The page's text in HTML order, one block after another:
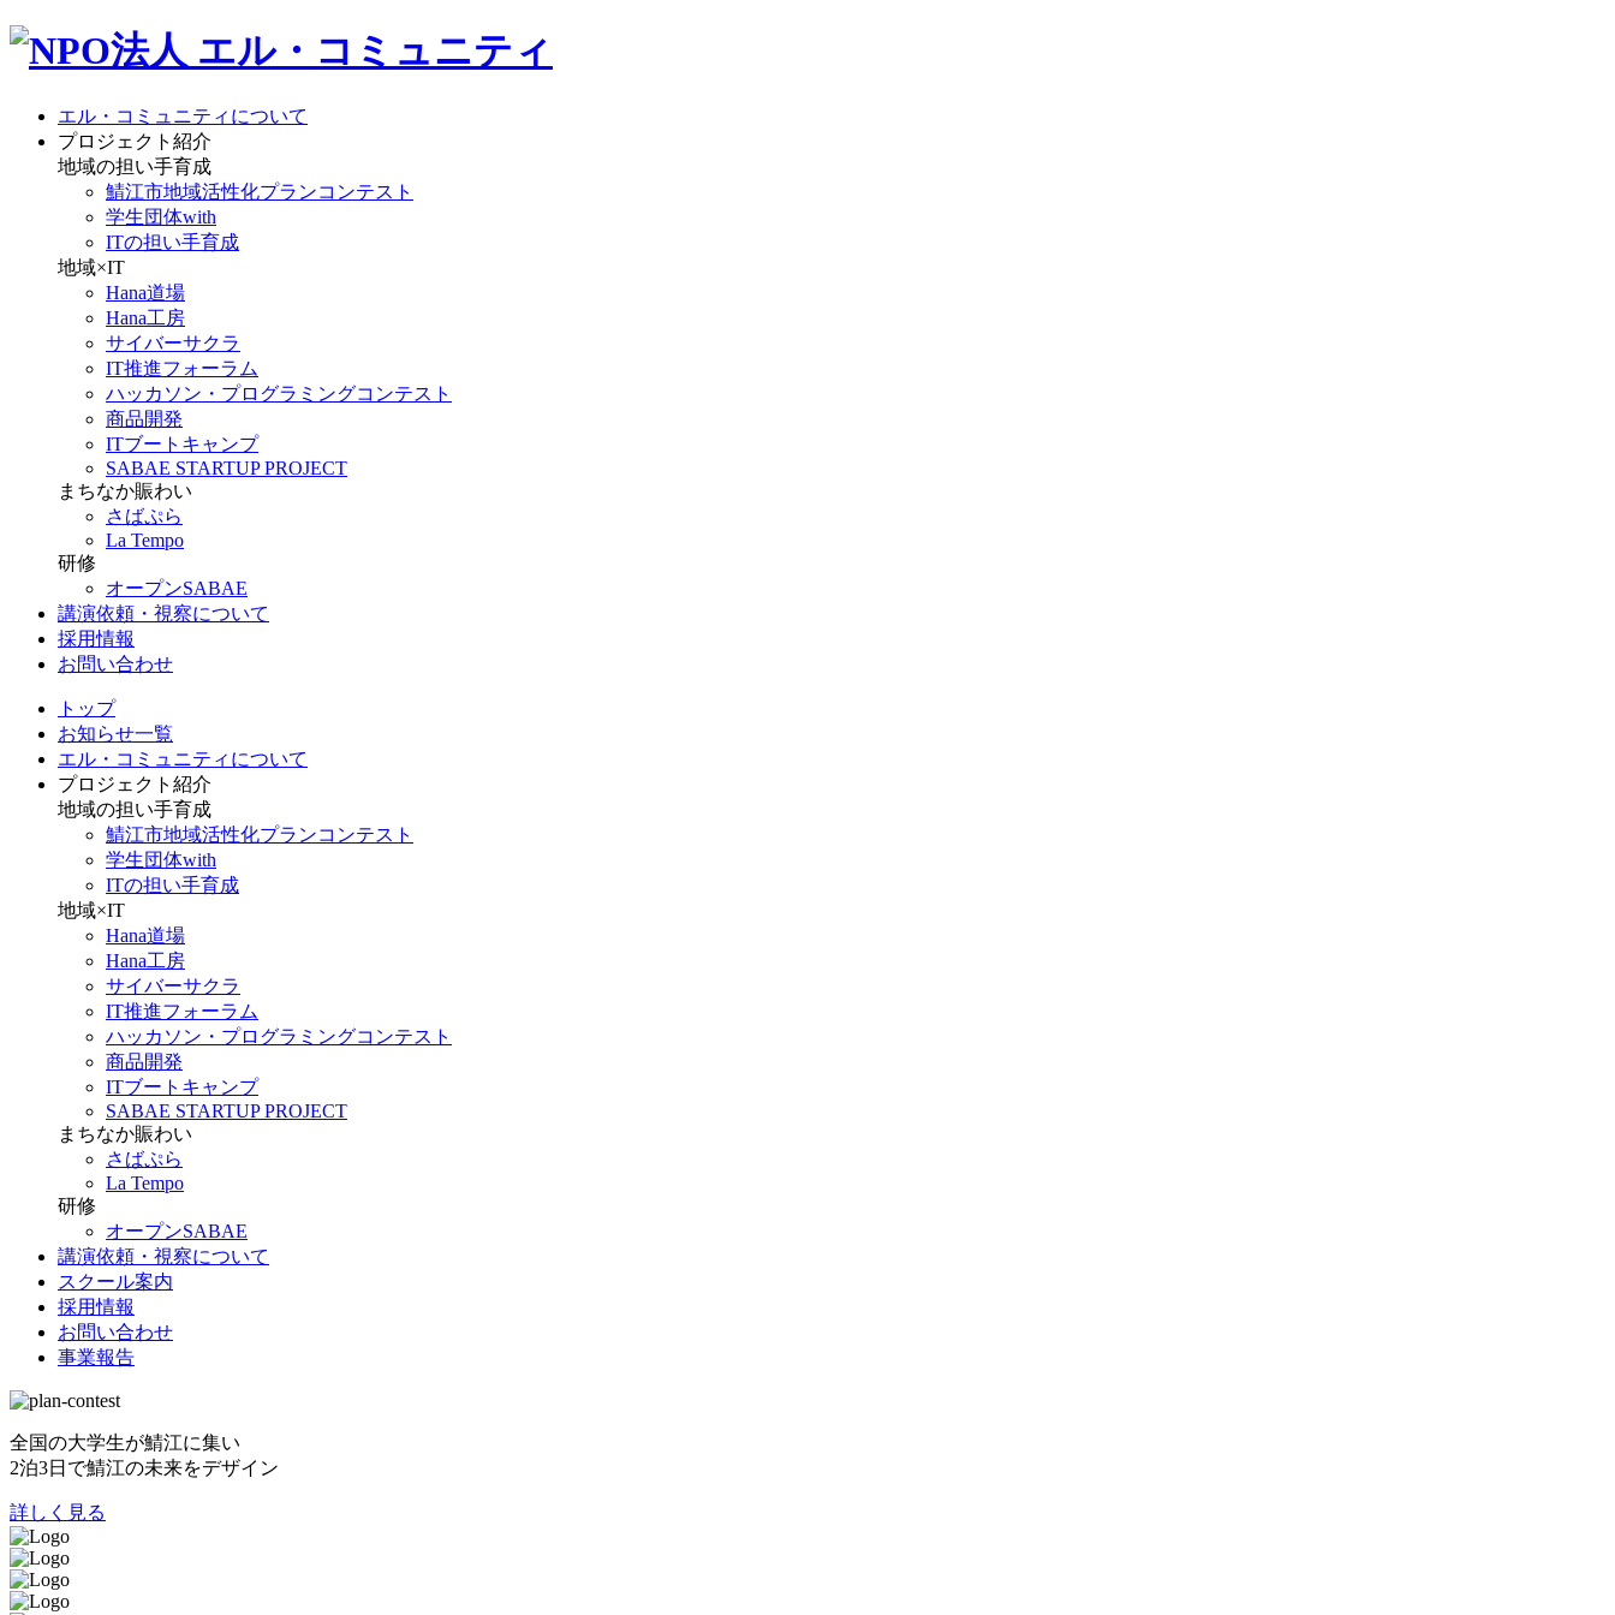
エル・コミュニティについて
プロジェクト紹介
地域の担い手育成
鯖江市地域活性化プランコンテスト
学生団体with
ITの担い手育成
地域×IT
Hana道場
Hana工房
サイバーサクラ
IT推進フォーラム
ハッカソン・プログラミングコンテスト
商品開発
ITブートキャンプ
SABAE STARTUP PROJECT
まちなか賑わい
さばぷら
La Tempo
研修
オープンSABAE
講演依頼・視察について
採用情報
お問い合わせ
トップ
お知らせ一覧
エル・コミュニティについて
プロジェクト紹介
地域の担い手育成
鯖江市地域活性化プランコンテスト
学生団体with
ITの担い手育成
地域×IT
Hana道場
Hana工房
サイバーサクラ
IT推進フォーラム
ハッカソン・プログラミングコンテスト
商品開発
ITブートキャンプ
SABAE STARTUP PROJECT
まちなか賑わい
さばぷら
La Tempo
研修
オープンSABAE
講演依頼・視察について
スクール案内
採用情報
お問い合わせ
事業報告
全国の大学生が鯖江に集い
2泊3日で鯖江の未来をデザイン
詳しく見る